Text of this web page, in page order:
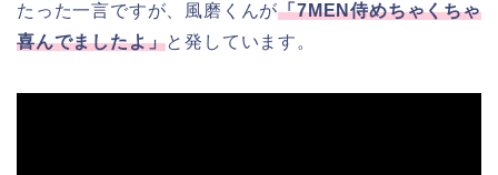
たった一言ですが、風磨くんが「7MEN侍めちゃくちゃ
喜んでましたよ」と発しています。